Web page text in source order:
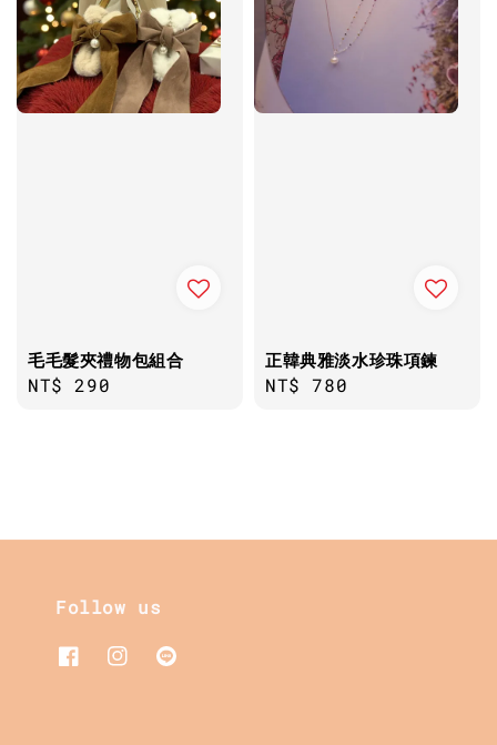
毛毛髮夾禮物包組合
Regular
NT$ 290
正韓典雅淡水珍珠項鍊
Regular
NT$ 780
Follow us